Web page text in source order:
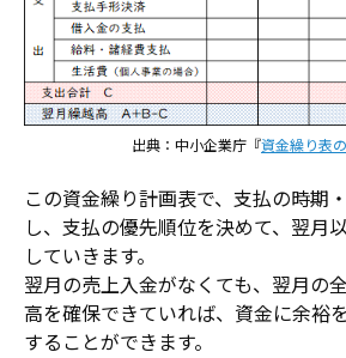
出典：中小企業庁『資金繰り表
この資金繰り計画表で、支払の時期
し、支払の優先順位を決めて、翌月
していきます。
翌月の売上入金がなくても、翌月の
高を確保できていれば、資金に余裕
することができます。